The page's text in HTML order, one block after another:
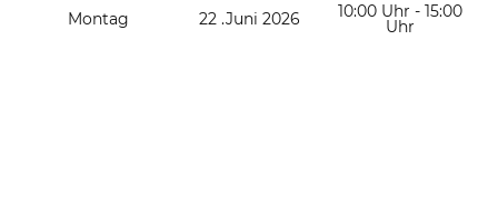
Montag 22 .Juni 2026 10:00 Uhr - 15:00
Uhr